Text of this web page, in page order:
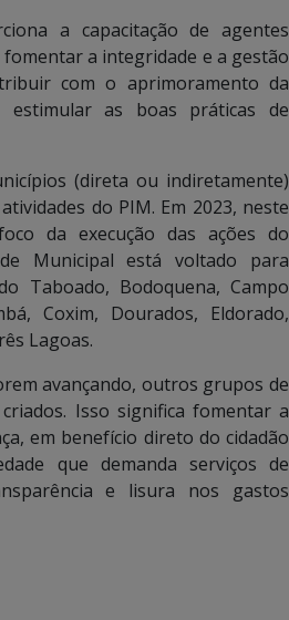
a capacitação de agentes
a integridade e a gestão
com o aprimoramento da
estimular as boas práticas de
(direta ou indiretamente)
do PIM. Em 2023, neste
da execução das ações do
Municipal está voltado para
Taboado, Bodoquena, Campo
Coxim, Dourados, Eldorado,
Lagoas.
avançando, outros grupos de
Isso significa fomentar a
em benefício direto do cidadão
que demanda serviços de
e lisura nos gastos